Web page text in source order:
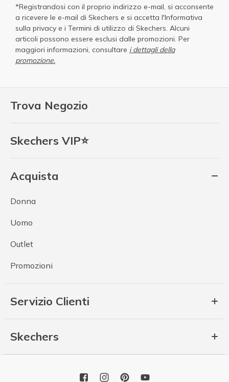
Trova Negozio
Skechers VIP⭐
Acquista
Donna
Uomo
Outlet
Promozioni
Servizio Clienti
Skechers
*Registrandosi con il proprio indirizzo e-mail, si acconsente
a ricevere le e-mail di Skechers e si accetta l'Informativa
sulla privacy e i Termini di utilizzo di Skechers. Alcuni
articoli possono essere esclusi dalle promozioni. Per
maggiori informazioni, consultare i dettagli della
promozione.